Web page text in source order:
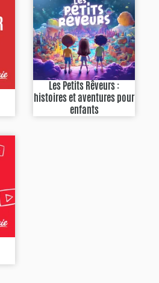
Les Petits Rêveurs :
histoires et aventures pour
enfants